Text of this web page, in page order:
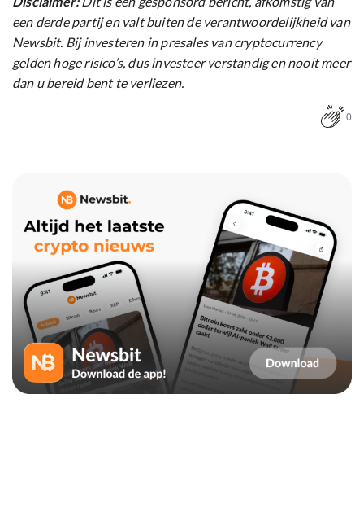
een derde partij en valt buiten de verantwoordelijkheid van
Newsbit. Bij investeren in presales van cryptocurrency
gelden hoge risico’s, dus investeer verstandig en nooit meer
dan u bereid bent te verliezen.
0